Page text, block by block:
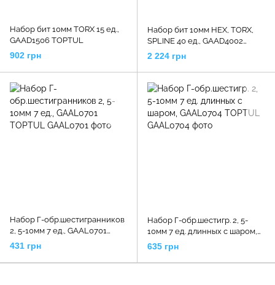
Набор бит 10мм TORX 15 ед.,
GAAD1506 TOPTUL
902 грн
Набор бит 10мм HEX, TORX,
SPLINE 40 ед., GAAD4002
TOPTUL
2 224 грн
Набор Г-обр.шестигранников
2, 5-10мм 7 ед., GAAL0701
TOPTUL
431 грн
Набор Г-обр.шестигр. 2, 5-
10мм 7 ед. длинных с шаром,
GAAL0704 TOPTUL
635 грн